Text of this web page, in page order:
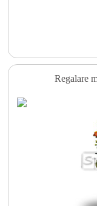
Regalare